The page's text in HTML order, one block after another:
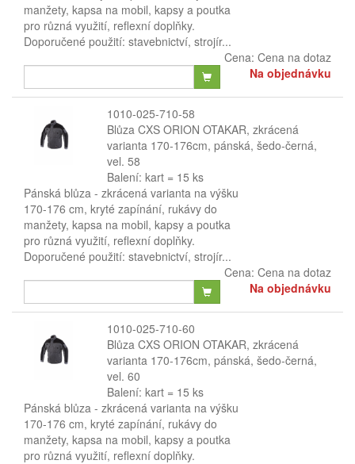
manžety, kapsa na mobil, kapsy a poutka
pro různá využití, reflexní doplňky.
Doporučené použití: stavebnictví, strojír...
Cena: Cena na dotaz
Na objednávku
1010-025-710-58
Blůza CXS ORION OTAKAR, zkrácená
varianta 170-176cm, pánská, šedo-černá,
vel. 58
Balení: kart = 15 ks
Pánská blůza - zkrácená varianta na výšku
170-176 cm, kryté zapínání, rukávy do
manžety, kapsa na mobil, kapsy a poutka
pro různá využití, reflexní doplňky.
Doporučené použití: stavebnictví, strojír...
Cena: Cena na dotaz
Na objednávku
1010-025-710-60
Blůza CXS ORION OTAKAR, zkrácená
varianta 170-176cm, pánská, šedo-černá,
vel. 60
Balení: kart = 15 ks
Pánská blůza - zkrácená varianta na výšku
170-176 cm, kryté zapínání, rukávy do
manžety, kapsa na mobil, kapsy a poutka
pro různá využití, reflexní doplňky.